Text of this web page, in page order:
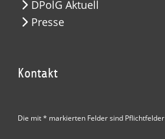
DPolG Aktuell
Presse
Kontakt
Die mit * markierten Felder sind Pflichtfelder